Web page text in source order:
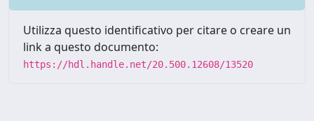
Utilizza questo identificativo per citare o creare un
link a questo documento:
https://hdl.handle.net/20.500.12608/13520